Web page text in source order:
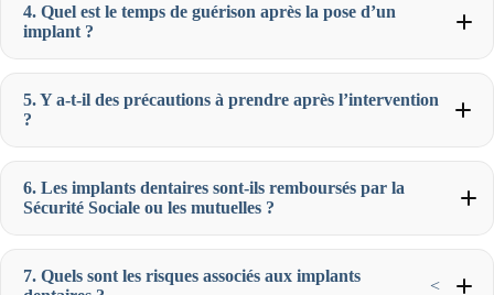
4. Quel est le temps de guérison après la pose d’un
implant ?
5. Y a-t-il des précautions à prendre après l’intervention
?
6. Les implants dentaires sont-ils remboursés par la
Sécurité Sociale ou les mutuelles ?
7. Quels sont les risques associés aux implants
<